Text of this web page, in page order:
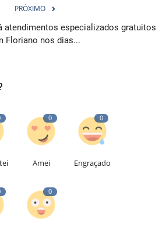
PRÓXIMO
atendimentos especializados gratuitos
Floriano nos dias...
0
Amei
0
Engraçado
0